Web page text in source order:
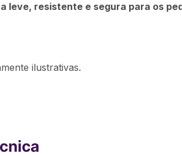
leve, resistente e segura para os
ilustrativas.